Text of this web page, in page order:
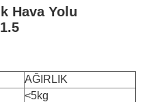
Hava Yolu
AĞIRLIK
<5kg